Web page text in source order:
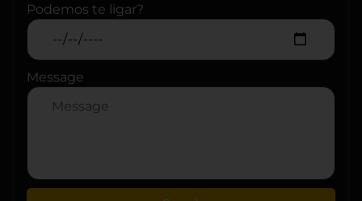
Podemos te ligar?
Message